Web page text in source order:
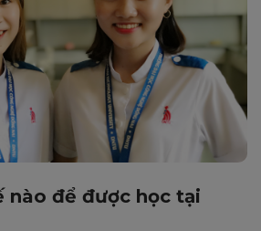
nào để được học tại